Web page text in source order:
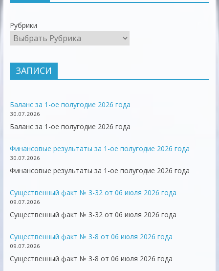
Рубрики
ЗАПИСИ
Баланс за 1-ое полугодие 2026 года
30.07.2026
Баланс за 1-ое полугодие 2026 года
Финансовые результаты за 1-ое полугодие 2026 года
30.07.2026
Финансовые результаты за 1-ое полугодие 2026 года
Существенный факт № 3-32 от 06 июля 2026 года
09.07.2026
Существенный факт № 3-32 от 06 июля 2026 года
Существенный факт № 3-8 от 06 июля 2026 года
09.07.2026
Существенный факт № 3-8 от 06 июля 2026 года